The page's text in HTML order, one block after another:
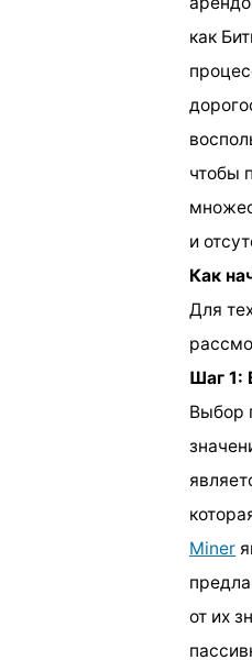
как
чтобы
и
Как
Для
Шаг 1:
Выбор
Miner
от их